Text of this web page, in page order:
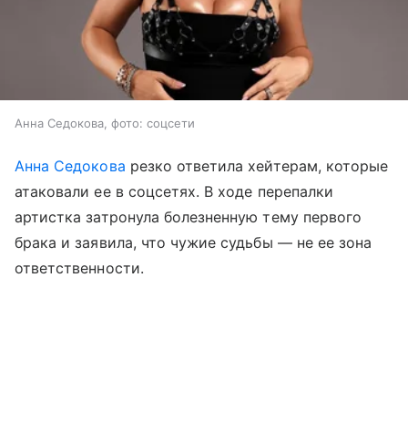
Анна Седокова, фото: соцсети
Анна Седокова резко ответила хейтерам, которые
атаковали ее в соцсетях. В ходе перепалки
артистка затронула болезненную тему первого
брака и заявила, что чужие судьбы — не ее зона
ответственности.